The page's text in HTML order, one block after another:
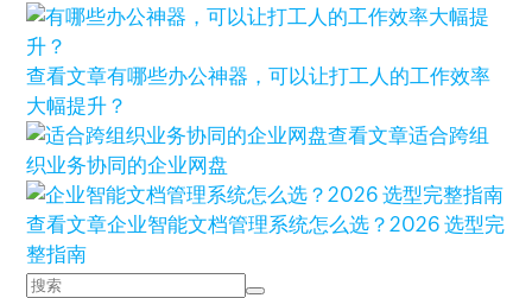
查看文章有哪些办公神器，可以让打工人的工作效率
大幅提升？
查看文章适合跨组
织业务协同的企业网盘
查看文章企业智能文档管理系统怎么选？2026 选型完
整指南